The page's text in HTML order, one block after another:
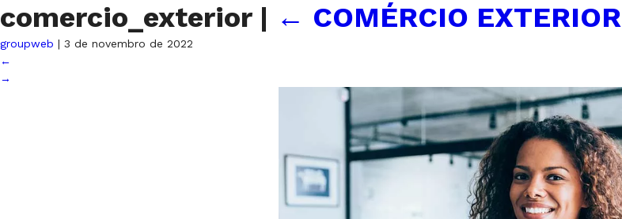
comercio_exterior | ← COMÉRCIO EXTERIOR
groupweb | 3 de novembro de 2022
←
→